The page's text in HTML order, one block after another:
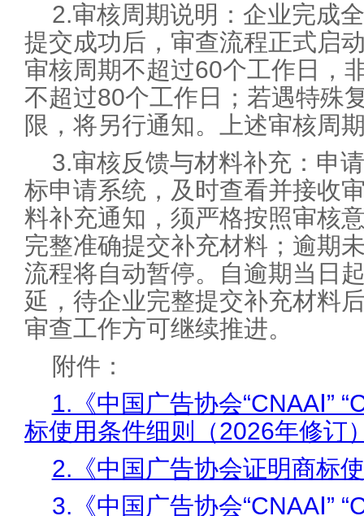
2.审核周期说明：企业完成
提交成功后，审查流程正式启
审核周期不超过60个工作日，
不超过80个工作日；若遇特殊
限，将另行通知。上述审核周
3.审核反馈与材料补充：申
标申请系统，及时查看并接收
料补充通知，须严格按照审核
完整准确提交补充材料；逾期
流程将自动暂停。自逾期当日
延，待企业完整提交补充材料
审查工作方可继续推进。
附件：
1.《中国广告协会“CNAAⅠ”
标使用条件细则（2026年修订
2.《中国广告协会证明商标
3.《中国广告协会“CNAAⅠ”